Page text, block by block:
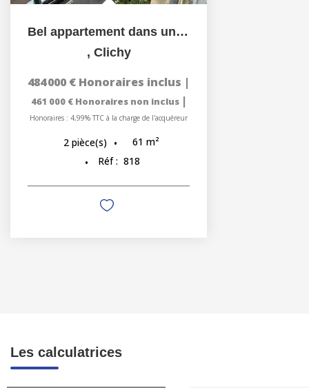
Bel appartement dans une résidence Façade Pierre de Taille...
, Clichy
484 000 € Honoraires inclus |
461 000 € Honoraires non inclus |
Honoraires : 4,99% TTC à la charge de l'acquéreur
2 pièce(s) 61 m²
Réf : 818
Les calculatrices